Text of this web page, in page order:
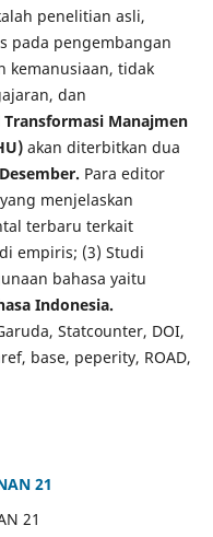
penelitian asli,
pada pengembangan
kemanusiaan, tidak
dan
Transformasi Manajmen
akan diterbitkan dua
Para editor
menjelaskan
terbaru terkait
empiris; (3) Studi
bahasa yaitu
Indonesia.
Statcounter, DOI,
base, peperity, ROAD,
21
21